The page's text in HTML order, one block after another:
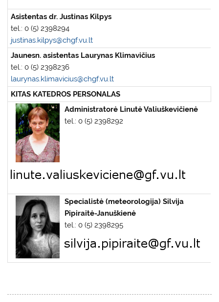
Asistentas dr. Justinas Kilpys
tel.: 0 (5) 2398294
justinas.kilpys@chgf.vu.lt
Jaunesn. asistentas Laurynas Klimavičius
tel.: 0 (5) 2398236
laurynas.klimavicius@chgf.vu.lt
KITAS KATEDROS PERSONALAS
Administratorė Linutė Valiuškevičienė
tel.: 0 (5) 2398292
Specialistė (meteorologija) Silvija
Pipiraitė-Januškienė
tel.: 0 (5) 2398295